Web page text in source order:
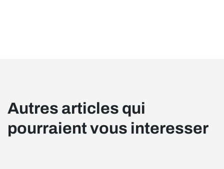
Autres articles qui
pourraient vous interesser